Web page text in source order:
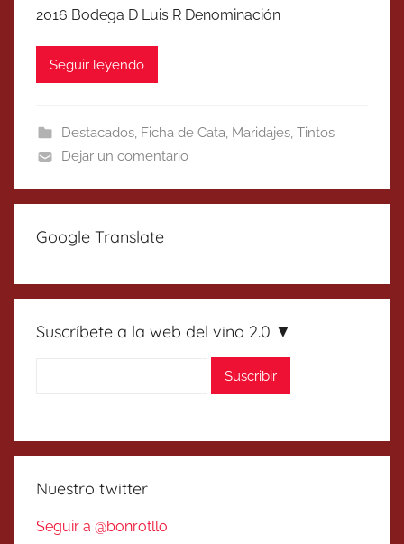
2016 Bodega D Luis R Denominación
Seguir leyendo
Destacados, Ficha de Cata, Maridajes, Tintos
Dejar un comentario
Google Translate
Suscríbete a la web del vino 2.0 ▼
Nuestro twitter
Seguir a @bonrotllo